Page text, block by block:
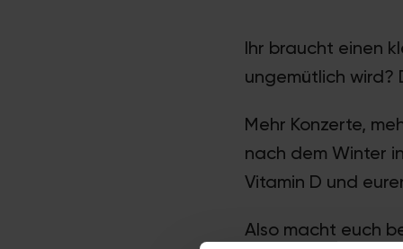
Ihr braucht einen
ungemütlich wird?
Mehr Konzerte,
nach dem Winter
Vitamin D und
Also macht euch